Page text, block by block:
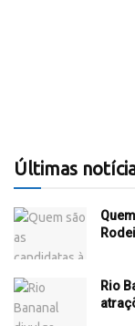
Últimas
Rio